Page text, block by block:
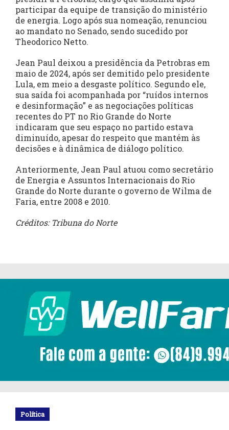
participar da equipe de transição do ministério
de energia. Logo após sua nomeação, renunciou
ao mandato no Senado, sendo sucedido por
Theodorico Netto.
Jean Paul deixou a presidência da Petrobras em
maio de 2024, após ser demitido pelo presidente
Lula, em meio a desgaste político. Segundo ele,
sua saída foi acompanhada por “ruídos internos
e desinformação” e as negociações políticas
recentes do PT no Rio Grande do Norte
indicaram que seu espaço no partido estava
diminuído, apesar do respeito que mantém às
decisões e à dinâmica de diálogo político.
Anteriormente, Jean Paul atuou como secretário
de Energia e Assuntos Internacionais do Rio
Grande do Norte durante o governo de Wilma de
Faria, entre 2008 e 2010.
Créditos: Tribuna do Norte
Política